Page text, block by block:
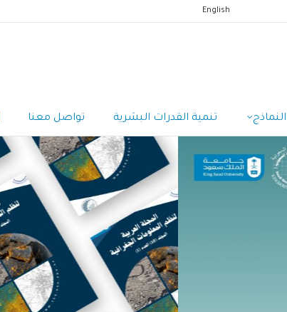
English
النماذج تنمية القدرات البشرية تواصل معنا